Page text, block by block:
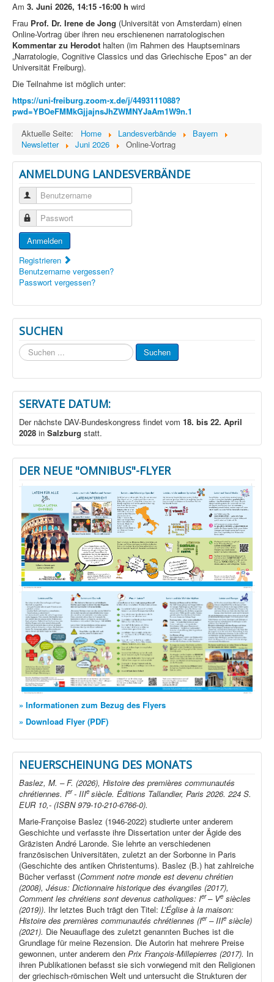
Am 3. Juni 2026, 14:15 -16:00 h wird
Frau Prof. Dr. Irene de Jong (Universität von Amsterdam) einen
Online-Vortrag über ihren neu erschienenen narratologischen
Kommentar zu Herodot halten (im Rahmen des Hauptseminars
„Narratologie, Cognitive Classics und das Griechische Epos" an der
Universität Freiburg).
Die Teilnahme ist möglich unter:
https://uni-freiburg.zoom-x.de/j/4493111088?
pwd=YBOeFMMkGjjajnsJhZWMNYJaAm1W9n.1
Aktuelle Seite:
Home Landesverbände
Bayern
Newsletter
Juni 2026 Online-Vortrag
ANMELDUNG LANDESVERBÄNDE
Benutzername
Passwort
Anmelden
Registrieren
Benutzername vergessen?
Passwort vergessen?
SUCHEN
Suchen
...
Suchen
SERVATE DATUM:
Der nächste DAV-Bundeskongress findet vom 18. bis 22. April
2028 in Salzburg statt.
DER NEUE "OMNIBUS"-FLYER
» Informationen zum Bezug des Flyers
» Download Flyer (PDF)
NEUERSCHEINUNG DES MONATS
Baslez, M. – F. (2026), Histoire des premières communautés
chrétiennes. Ier- IIIe siècle. Éditions Tallandier, Paris 2026. 224 S.
EUR 10,- (ISBN 979-10-210-6766-0).
Marie-Françoise Baslez (1946-2022) studierte unter anderem
Geschichte und verfasste ihre Dissertation unter der Ägide des
Gräzisten André Laronde. Sie lehrte an verschiedenen
französischen Universitäten, zuletzt an der Sorbonne in Paris
(Geschichte des antiken Christentums). Baslez (B.) hat zahlreiche
Bücher verfasst (Comment notre monde est devenu chrétien
(2008), Jésus: Dictionnaire historique des évangiles (2017),
Comment les chrétiens sont devenus catholiques: Ier– Ve siècles
(2019)). Ihr letztes Buch trägt den Titel: L’Église à la maison:
Histoire des premières communautés chrétiennes (Ier– IIIe siècle)
(2021). Die Neuauflage des zuletzt genannten Buches ist die
Grundlage für meine Rezension. Die Autorin hat mehrere Preise
gewonnen, unter anderem den Prix François-Millepierres (2017). In
ihren Publikationen befasst sie sich vorwiegend mit den Religionen
der griechisch-römischen Welt und untersucht die Strukturen der